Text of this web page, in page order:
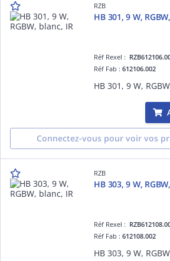
RZB
HB 301, 9 W,
Réf Rexel :
Réf Fab :612106.002
Connectez-vous pour voir vos
RZB
HB 303, 9 W,
Réf Rexel :
Réf Fab :612108.002